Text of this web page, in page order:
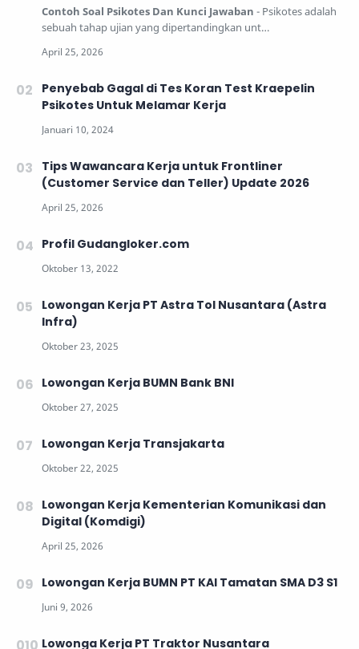
Contoh Soal Psikotes Dan Kunci Jawaban - Psikotes adalah
sebuah tahap ujian yang dipertandingkan unt…
Penyebab Gagal di Tes Koran Test Kraepelin
Psikotes Untuk Melamar Kerja
Tips Wawancara Kerja untuk Frontliner
(Customer Service dan Teller) Update 2026
Profil Gudangloker.com
Lowongan Kerja PT Astra Tol Nusantara (Astra
Infra)
Lowongan Kerja BUMN Bank BNI
Lowongan Kerja Transjakarta
Lowongan Kerja Kementerian Komunikasi dan
Digital (Komdigi)
Lowongan Kerja BUMN PT KAI Tamatan SMA D3 S1
Lowonga Kerja PT Traktor Nusantara